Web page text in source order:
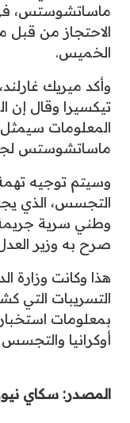
ماساتشوستس،
الاحتجاز من قبل
الخميس.
وأكد ميريك
تيكسيرا وقال
المعلومات
ماساتشوستس
وسيتم توجيه
التجسس، الذي
وطني سرية جريمة
صرح به وزير
هذا وكانت وزارة
التسريبات التي
بمعلومات
أوكرانيا والتجسس
المصدر: سكاي